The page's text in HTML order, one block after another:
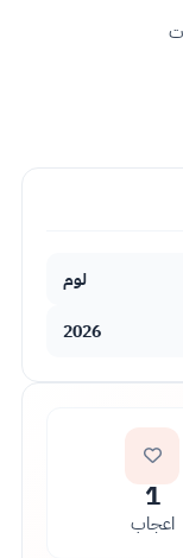
لوم
2026
1
اعجاب